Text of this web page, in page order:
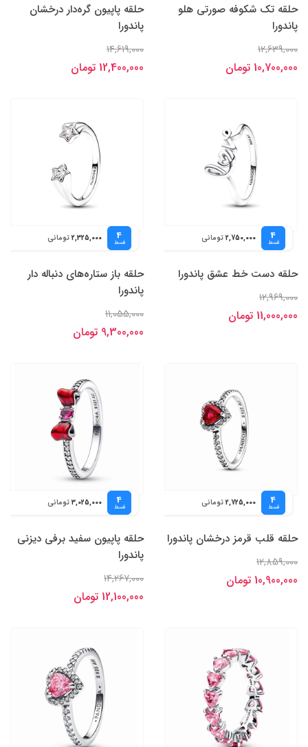
حلقه تک شکوفه صورتی هلو
پاندورا
12,639,000
10,700,000 تومان
حلقه پاپیون گره‌دار درخشان
پاندورا
14,619,000
12,400,000 تومان
4
قسط 2,750,000 تومانی
حلقه دست خط عشق پاندورا
12,969,000
11,000,000 تومان
4
قسط 2,325,000 تومانی
حلقه باز ستاره‌های دنباله دار
پاندورا
11,055,000
9,300,000 تومان
4
قسط 2,725,000 تومانی
حلقه قلب قرمز درخشان پاندورا
12,859,000
10,900,000 تومان
4
قسط 3,025,000 تومانی
حلقه پاپیون سفید برفی دیزنی
پاندورا
14,267,000
12,100,000 تومان